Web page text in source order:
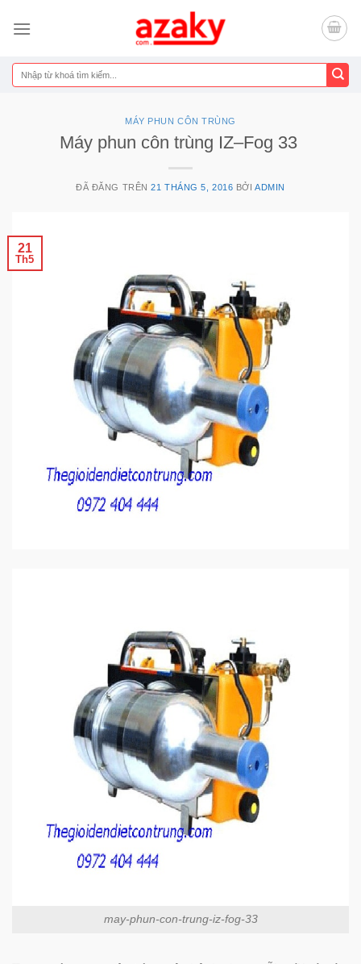
đến
dung
Tìm
kiếm:
MÁY PHUN CÔN TRÙNG
Máy phun côn trùng IZ–Fog 33
ĐÃ ĐĂNG TRÊN21 THÁNG 5, 2016 BỞIADMIN
21
Th5
may-phun-con-trung-iz-fog-33